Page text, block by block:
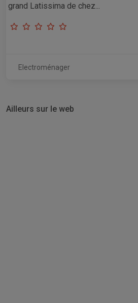
grand Latissima de chez...
Electroménager
Ailleurs sur le web